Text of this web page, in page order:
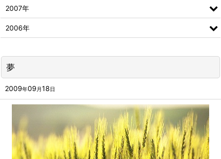
夢
2009年09 月 18 日
2007年
2006年